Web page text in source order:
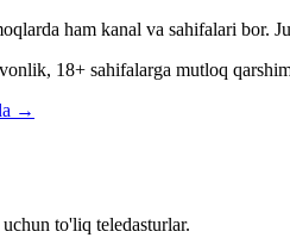
ham kanal va sahifalari bor.
18+ sahifalarga mutloq
→
to'liq teledasturlar.